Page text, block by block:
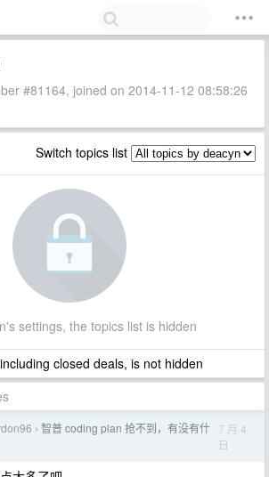
#81164, joined on 2014-11-12 08:58:26
Switch topics list
settings, the topics list is hidden
closed deals, is not hidden
› 智普 coding plan 抢不到，有没有什 7 月 4
日